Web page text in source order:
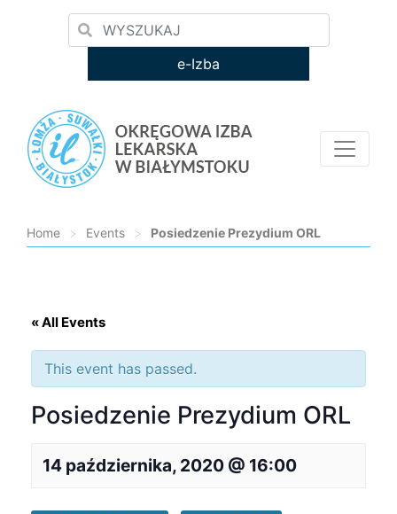
e-Izba
Home > Events > Posiedzenie Prezydium ORL
« All Events
This event has passed.
Posiedzenie Prezydium ORL
14 października, 2020 @ 16:00